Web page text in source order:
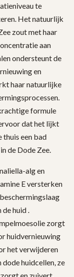
te
Het natuurlijk
zout met haar
aan
ondersteunt de
en
haar natuurlijke
formule
dat het lijkt
thuis een bad
de Dode Zee.
alg en
E versterken
de huid .
zorgt
huidvernieuwing
het verwijderen
dode huidcellen, ze